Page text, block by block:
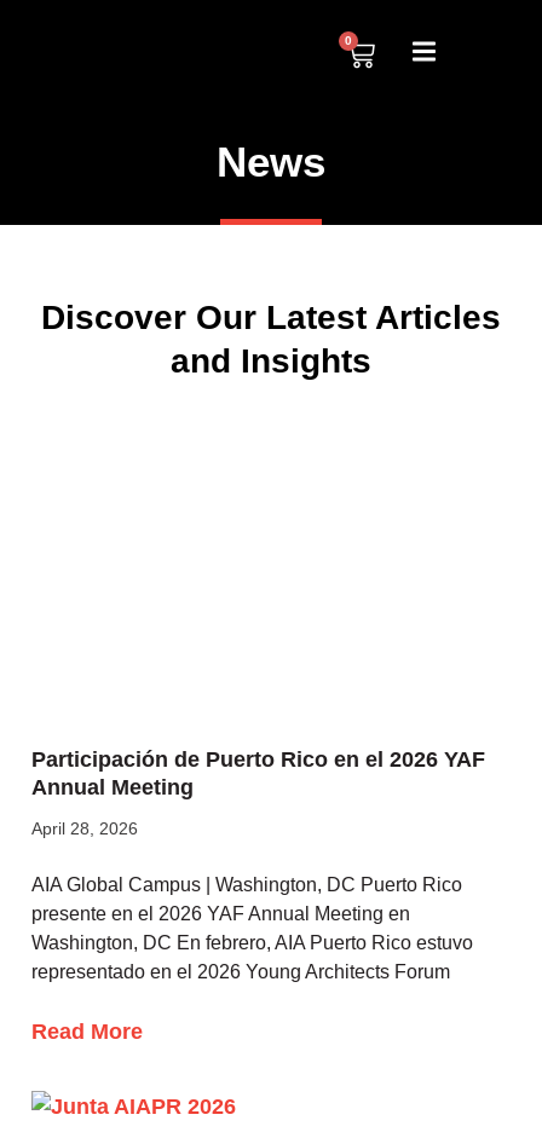
0
News
Discover Our Latest Articles
and Insights
Participación de Puerto Rico en el 2026 YAF
Annual Meeting
April 28, 2026
AIA Global Campus | Washington, DC Puerto Rico
presente en el 2026 YAF Annual Meeting en
Washington, DC En febrero, AIA Puerto Rico estuvo
representado en el 2026 Young Architects Forum
Read More